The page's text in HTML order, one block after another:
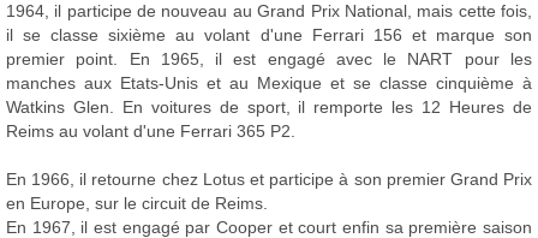
1964, il participe de nouveau au Grand Prix National, mais cette fois,
il se classe sixième au volant d'une Ferrari 156 et marque son
premier point. En 1965, il est engagé avec le NART pour les
manches aux Etats-Unis et au Mexique et se classe cinquième à
Watkins Glen. En voitures de sport, il remporte les 12 Heures de
Reims au volant d'une Ferrari 365 P2.
En 1966, il retourne chez Lotus et participe à son premier Grand Prix
en Europe, sur le circuit de Reims.
En 1967, il est engagé par Cooper et court enfin sa première saison